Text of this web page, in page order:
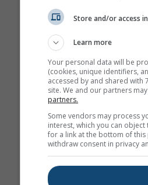
Store and/or access
Learn more
Your personal data will be
(cookies, unique identifiers,
accessed by and shared with
site. We and our partners
partners.
Some vendors may process
interest, which you can
for a link at the bottom of
withdraw consent in privacy